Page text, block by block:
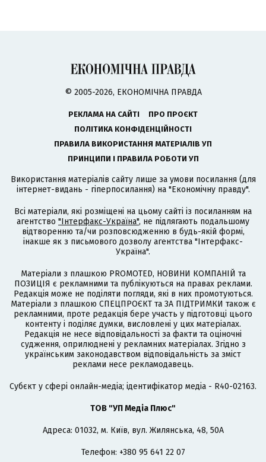
© 2005-2026, ЕКОНОМІЧНА ПРАВДА
РЕКЛАМА НА САЙТІ
ПРО ПРОЄКТ
ПОЛІТИКА КОНФІДЕНЦІЙНОСТІ
ПРАВИЛА ВИКОРИСТАННЯ МАТЕРІАЛІВ УП
ПРИНЦИПИ І ПРАВИЛА РОБОТИ УП
Використання матеріалів сайту лише за умови посилання (для
інтернет-видань - гіперпосилання) на "Економічну правду".
Всі матеріали, які розміщені на цьому сайті із посиланням на
агентство "Інтерфакс-Україна", не підлягають подальшому
відтворенню та/чи розповсюдженню в будь-якій формі,
інакше як з письмового дозволу агентства "Інтерфакс-
Україна".
Матеріали з плашкою PROMOTED, НОВИНИ КОМПАНІЙ та
ПОЗИЦІЯ є рекламними та публікуються на правах реклами.
Редакція може не поділяти погляди, які в них промотуються.
Матеріали з плашкою СПЕЦПРОЄКТ та ЗА ПІДТРИМКИ також є
рекламними, проте редакція бере участь у підготовці цього
контенту і поділяє думки, висловлені у цих матеріалах.
Редакція не несе відповідальності за факти та оціночні
судження, оприлюднені у рекламних матеріалах. Згідно з
українським законодавством відповідальність за зміст
реклами несе рекламодавець.
Cубєкт у сфері онлайн-медіа; ідентифікатор медіа - R40-02163.
ТОВ "УП Медіа Плюс"
Адреса: 01032, м. Київ, вул. Жилянська, 48, 50А
Телефон: +380 95 641 22 07